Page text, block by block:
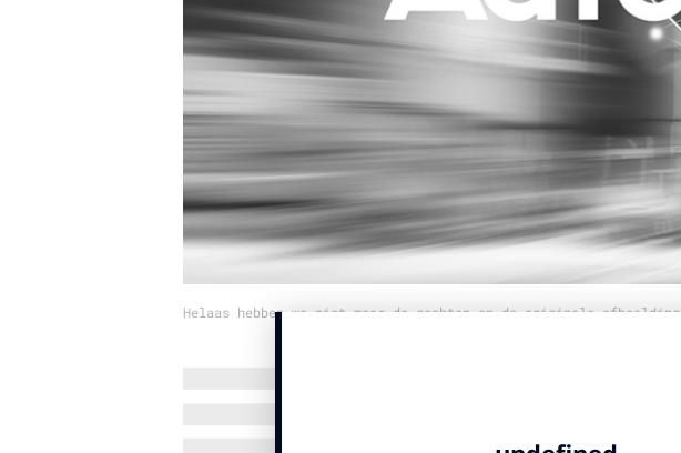
Helaas hebben we niet meer de rechten op de originele afbeelding